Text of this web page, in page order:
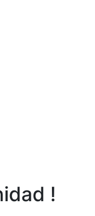
!